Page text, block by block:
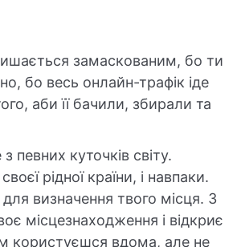
замаскованим, бо ти
бо весь онлайн-трафік іде
аби її бачили, збирали та
певних куточків світу.
рідної країни, і навпаки.
визначення твого місця. З
місцезнаходження і відкриє
користуєшся вдома, але не